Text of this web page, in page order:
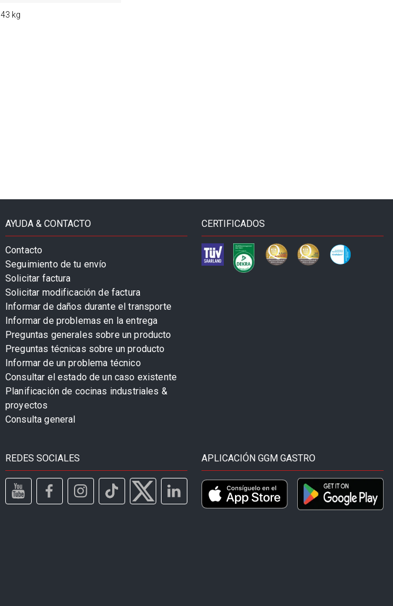
43 kg
AYUDA & CONTACTO
Contacto
Seguimiento de tu envío
Solicitar factura
Solicitar modificación de factura
Informar de daños durante el transporte
Informar de problemas en la entrega
Preguntas generales sobre un producto
Preguntas técnicas sobre un producto
Informar de un problema técnico
Consultar el estado de un caso existente
Planificación de cocinas industriales &
proyectos
Consulta general
CERTIFICADOS
REDES SOCIALES APLICACIÓN GGM GASTRO